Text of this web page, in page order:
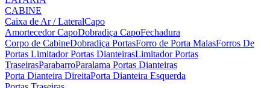
CABINE
Caixa de Ar / LateralCapo
Amortecedor CapoDobradiça CapoFechadura
Corpo de CabineDobradiça PortasForro de Porta MalasForros De
Portas Limitador Portas DianteirasLimitador Portas
TraseirasParabarroParalama Portas Dianteiras
Porta Dianteira DireitaPorta Dianteira Esquerda